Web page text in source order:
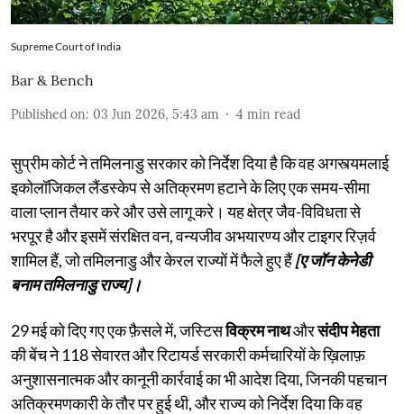
Supreme Court of India
Bar & Bench
Published on: 03 Jun 2026, 5:43 am 4 min read
सुप्रीम कोर्ट ने तमिलनाडु सरकार को निर्देश दिया है कि वह अगस्त्यमलाई
इकोलॉजिकल लैंडस्केप से अतिक्रमण हटाने के लिए एक समय-सीमा
वाला प्लान तैयार करे और उसे लागू करे। यह क्षेत्र जैव-विविधता से
भरपूर है और इसमें संरक्षित वन, वन्यजीव अभयारण्य और टाइगर रिज़र्व
शामिल हैं, जो तमिलनाडु और केरल राज्यों में फैले हुए हैं[ए जॉन केनेडी
बनाम तमिलनाडु राज्य]।
29 मई को दिए गए एक फ़ैसले में, जस्टिसविक्रम नाथऔरसंदीप मेहता
की बेंच ने 118 सेवारत और रिटायर्ड सरकारी कर्मचारियों के ख़िलाफ़
अनुशासनात्मक और कानूनी कार्रवाई का भी आदेश दिया, जिनकी पहचान
अतिक्रमणकारी के तौर पर हुई थी, और राज्य को निर्देश दिया कि वह